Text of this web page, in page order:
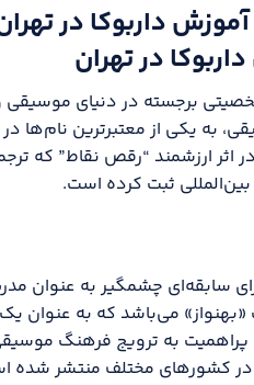
داربوکا در
در تهران
برجسته در دنیای
به یکی از معتبرترین نام‌ها
ارزشمند “رقص نقاط” که
ثبت کرده است.
سابقه‌ای چشمگیر به عنوان
می‌باشد که به عنوان
کشورهای مختلف منتشر شده